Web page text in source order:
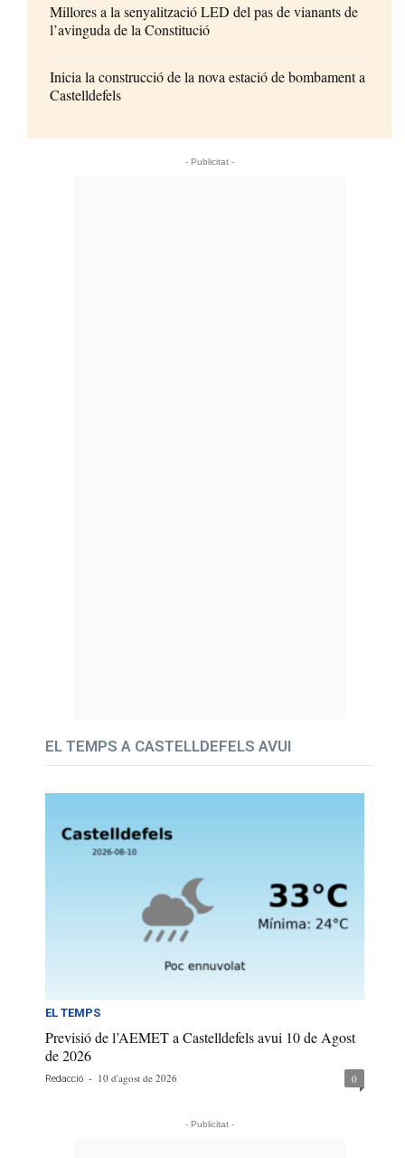
Millores a la senyalització LED del pas de vianants de
l’avinguda de la Constitució
Inicia la construcció de la nova estació de bombament a
Castelldefels
- Publicitat -
EL TEMPS A CASTELLDEFELS AVUI
EL TEMPS
Previsió de l’AEMET a Castelldefels avui 10 de Agost
de 2026
Redacció - 10 d'agost de 2026 0
- Publicitat -